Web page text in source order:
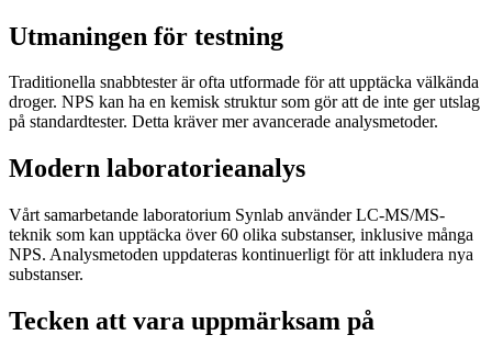
Utmaningen för testning
Traditionella snabbtester är ofta utformade för att upptäcka välkända
droger. NPS kan ha en kemisk struktur som gör att de inte ger utslag
på standardtester. Detta kräver mer avancerade analysmetoder.
Modern laboratorieanalys
Vårt samarbetande laboratorium Synlab använder LC-MS/MS-
teknik som kan upptäcka över 60 olika substanser, inklusive många
NPS. Analysmetoden uppdateras kontinuerligt för att inkludera nya
substanser.
Tecken att vara uppmärksam på